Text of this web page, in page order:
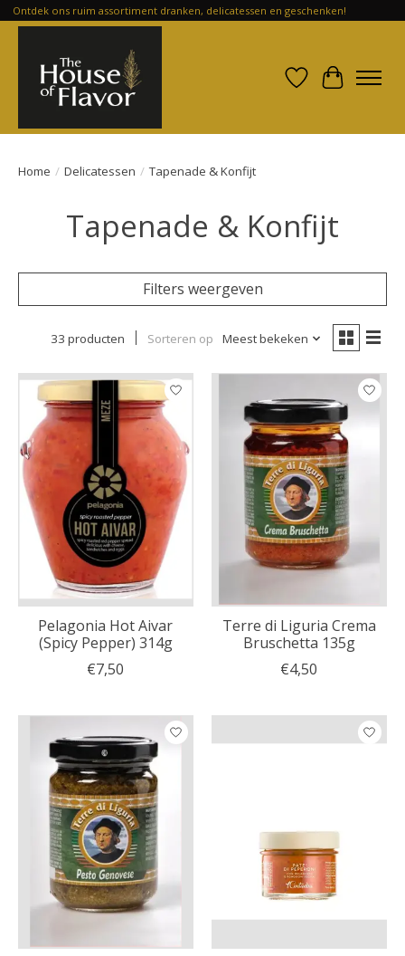
Ontdek ons ruim assortiment dranken, delicatessen en geschenken!
Verlanglijst
Home / Delicatessen / Tapenade & Konfijt
Tapenade & Konfijt
Filters weergeven
33 producten Sorteren op Meest bekeken
Pelagonia Hot Aivar
(Spicy Pepper) 314g
€7,50
Terre di Liguria Crema
Bruschetta 135g
€4,50